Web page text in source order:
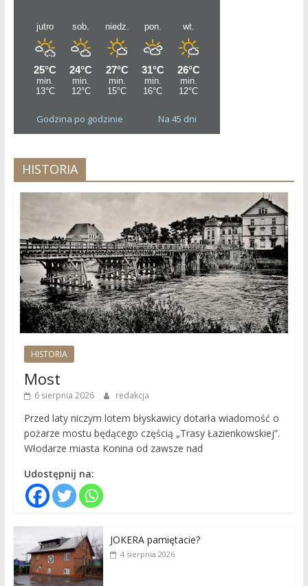
Godzina po godzinie Na 45 dni
HISTORIA
HISTORIA
Most
6 sierpnia 2026 redakcja
Przed laty niczym lotem błyskawicy dotarła wiadomość o
pożarze mostu będącego częścią „Trasy Łazienkowskiej”.
Włodarze miasta Konina od zawsze nad
Udostępnij na:
JOKERA pamiętacie?
4 sierpnia 2026